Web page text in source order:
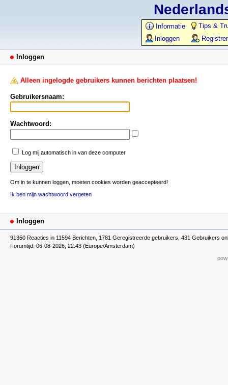
Informatie
Tips &
Inloggen
Inloggen
Alleen ingelogde gebruikers kunnen berichten plaatsen!
Gebruikersnaam:
Wachtwoord:
Log mij automatisch in van deze computer
Om in te kunnen loggen, moeten cookies worden geaccepteerd!
Ik ben mijn wachtwoord vergeten
Inloggen
91350 Reacties in 11594 Berichten, 1781 Geregistreerde gebruikers, 431 Gebruikers
Forumtijd: 06-08-2026, 22:43 (Europe/Amsterdam)